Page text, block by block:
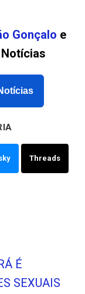
Gonçalo e
Threads
É
SEXUAIS